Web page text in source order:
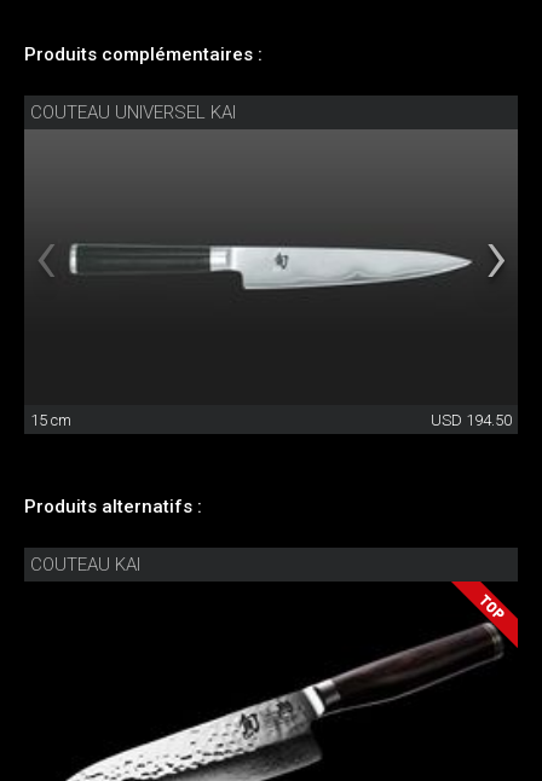
Produits complémentaires :
COUTEAU UNIVERSEL KAI
15 cm USD 194.50
Produits alternatifs :
COUTEAU KAI